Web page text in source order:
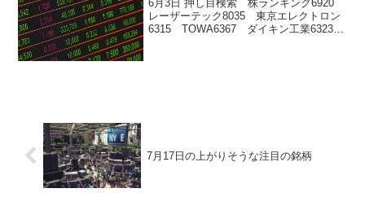
6月3日 押し目検索 株ランキング6920
レーザーテック8035 東京エレクトロン
6315 TOWA6367 ダイキン工業6323
7月17日の上がりそうな注目の銘柄